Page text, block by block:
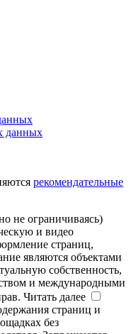
данных
рекомендательные
не ограничиваясь)
и видео
страниц,
являются объектами
собственность,
и международными
Читать далее
страниц и
без